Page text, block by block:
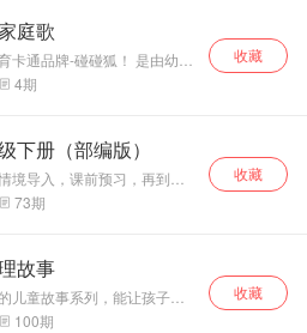
史以巨大的影响。斗转星
到现代社会我们祖先留下的
史时空，宛如灯塔一般，照
们相信在新的历史时代，她
的光芒，为中国及世界的发
用那些“智且有慧”的贤人来
四个字告诉我
是两回事。韩非子说“智，性
思是说“智”是人与生俱来的天
庭歌
卡通品牌-碰碰狐！ 是由幼儿
得信赖的儿歌和童话！ 懒洋
那里去啦？ 在辽阔的大海里
员呢？ 大家一起出发吧！
4期
收藏
下册（部编版）
境导入，课前预习，再到课
一篇文章的知识点，归纳每
让同学们能够快速吃透整篇
年级下册语文 【讲师简
语文教学专家 【授课风
维灵活，善于分析并解决学
】：小学六年级学生
73期
收藏
故事
儿童故事系列，能让孩子在
趣。
100期
收藏